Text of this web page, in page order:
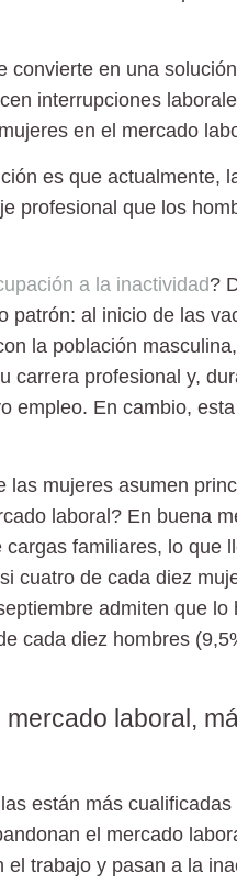
convierte en una
interrupciones
en el mercado
es que actualmente,
profesional que los
a la inactividad?
patrón: al inicio de las
la población
carrera profesional y,
empleo. En cambio,
las mujeres asumen
laboral? En buena
familiares, lo que
cuatro de cada diez
admiten que
cada diez hombres
laboral,
están más
el mercado
trabajo y pasan a la